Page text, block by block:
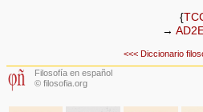
{
→
<<< Diccionario
Filosofía en español
© filosofia.org